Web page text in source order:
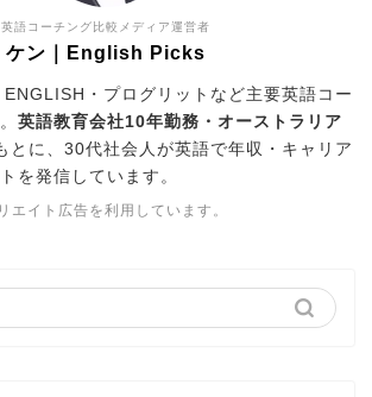
英語コーチング比較メディア運営者
ケン｜English Picks
・プログリットなど主要英語コー
英語教育会社10年勤務・オーストラリア
とに、30代社会人が英語で年収・キャリア
を発信しています。
イト広告を利用しています。